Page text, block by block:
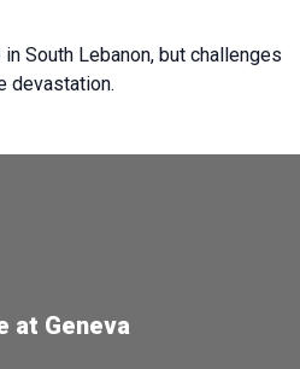
South Lebanon, but challenges
devastation.
at Geneva